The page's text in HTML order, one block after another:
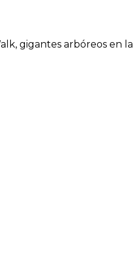
gigantes arbóreos en